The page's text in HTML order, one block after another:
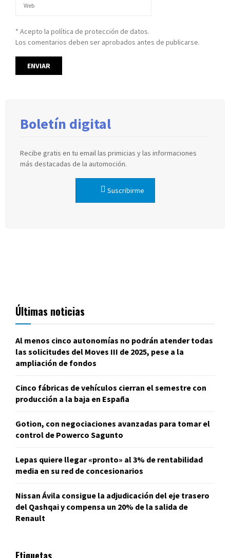
* Acepto la política de protección de datos.
Los comentarios deben ser aprobados antes de publicarse.
Boletín digital
Recibe gratis en tu email las primicias y las informaciones
más destacadas de la automoción.
Suscribirme
Últimas noticias
Al menos cinco autonomías no podrán atender todas
las solicitudes del Moves III de 2025, pese a la
ampliación de fondos
Cinco fábricas de vehículos cierran el semestre con
producción a la baja en España
Gotion, con negociaciones avanzadas para tomar el
control de Powerco Sagunto
Lepas quiere llegar «pronto» al 3% de rentabilidad
media en su red de concesionarios
Nissan Ávila consigue la adjudicación del eje trasero
del Qashqai y compensa un 20% de la salida de
Renault